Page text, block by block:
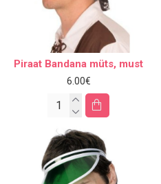
Piraat Bandana müts, must
6.00€